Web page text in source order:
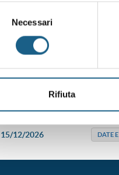
Necessari
Rifiuta
27/11/2026
dei carrelli
12/2026 DATE